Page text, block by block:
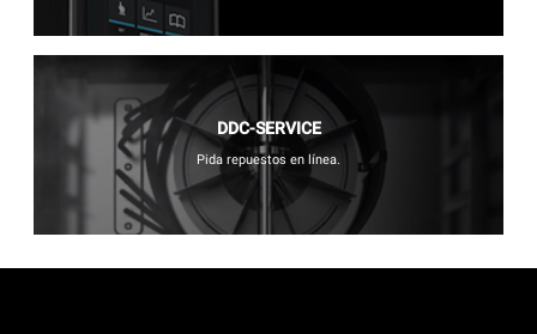
DDC-SERVICE
Pida repuestos en línea.